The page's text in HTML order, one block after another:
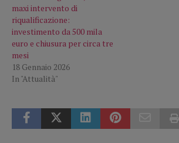
maxi intervento di
riqualificazione:
investimento da 500 mila
euro e chiusura per circa tre
mesi
18 Gennaio 2026
In "Attualità"